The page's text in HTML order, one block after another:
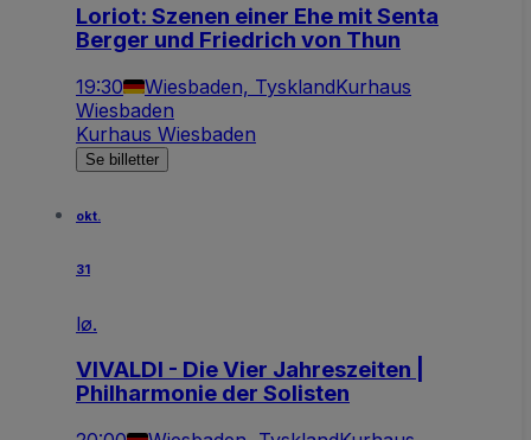
Loriot: Szenen einer Ehe mit Senta
Berger und Friedrich von Thun
19:30 Wiesbaden, TysklandKurhaus
Wiesbaden
Kurhaus Wiesbaden
Se billetter
okt.
31
lø.
VIVALDI - Die Vier Jahreszeiten |
Philharmonie der Solisten